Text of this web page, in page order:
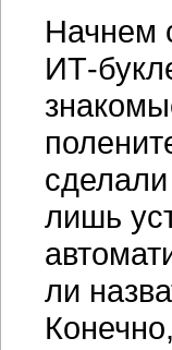
Начнем
ИТ-
лишь
ли